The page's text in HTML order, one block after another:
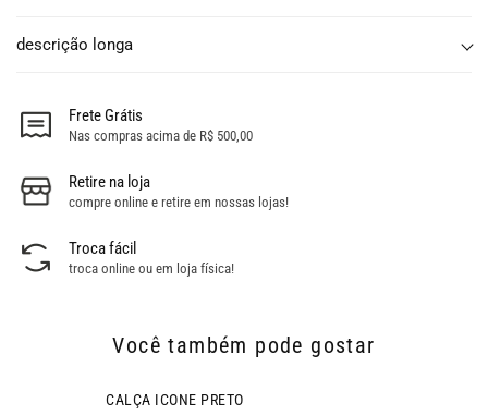
descrição longa
Frete Grátis
Nas compras acima de R$ 500,00
Retire na loja
compre online e retire em nossas lojas!
Troca fácil
troca online ou em loja física!
Você também pode gostar
CALÇA ICONE PRETO